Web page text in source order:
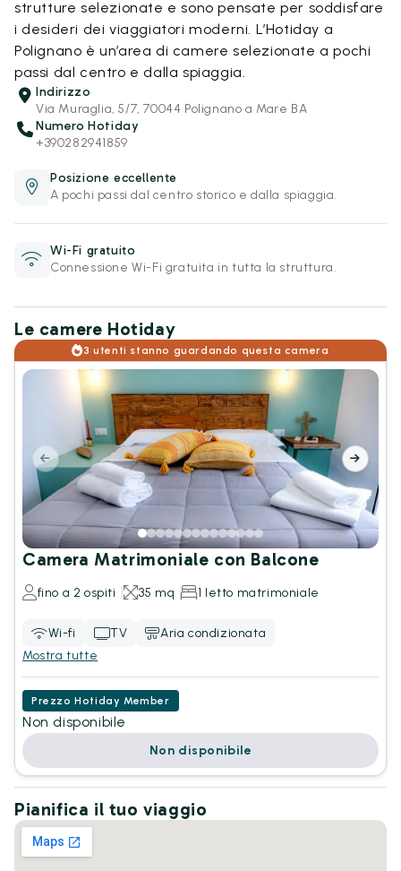
strutture selezionate e sono pensate per soddisfare
i desideri dei viaggiatori moderni. L’Hotiday a
Polignano è un’area di camere selezionate a pochi
passi dal centro e dalla spiaggia.
Indirizzo
Via Muraglia, 5/7, 70044 Polignano a Mare BA
Numero Hotiday
+390282941859
Posizione eccellente
A pochi passi dal centro storico e dalla spiaggia.
Wi-Fi gratuito
Connessione Wi-Fi gratuita in tutta la struttura.
Le camere Hotiday
3 utenti stanno guardando questa camera
Camera Matrimoniale con Balcone
fino a 2 ospiti 35 mq 1 letto matrimoniale
Wi-fi TV
Aria condizionata
Mostra tutte
Prezzo Hotiday Member
Non disponibile
Non disponibile
Pianifica il tuo viaggio